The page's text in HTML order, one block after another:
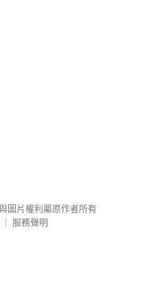
圖片權利屬原作者所有
服務聲明